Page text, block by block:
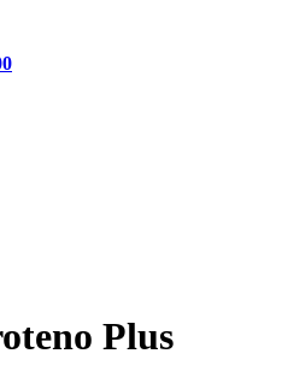
Plus